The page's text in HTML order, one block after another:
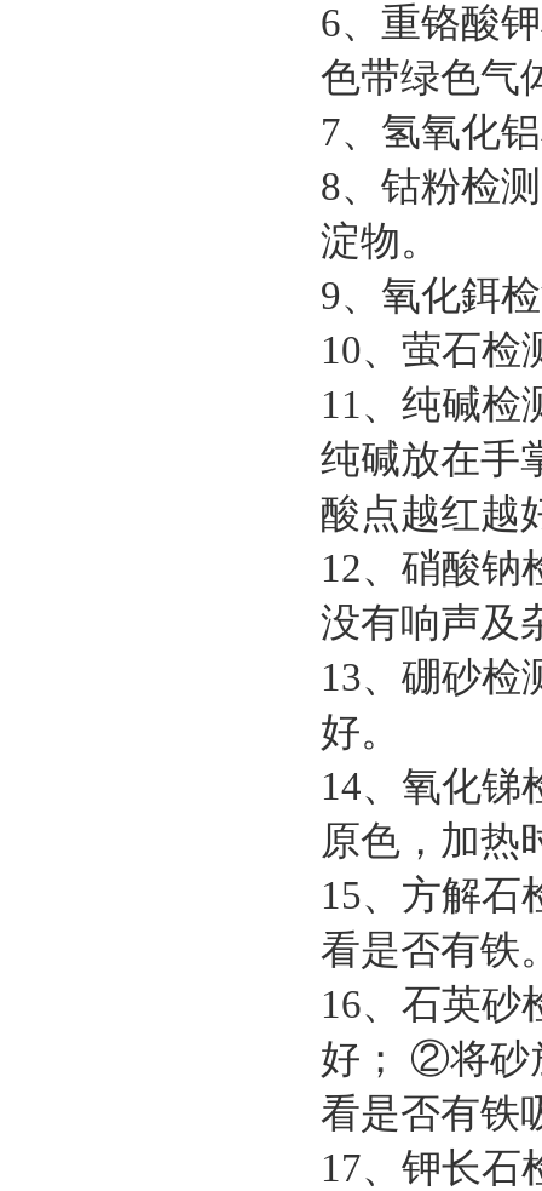
6、重铬酸
色带绿色气
7、氢氧化
8、钴粉检
淀物。
9、氧化鉺
10、萤石检
11、纯碱
纯碱放在手
酸点越红越
12、硝酸
没有响声及
13、硼砂检
好。
14、氧化锑
原色，加热
15、方解石
看是否有铁
16、石英
好； ②将砂
看是否有铁
17、钾长